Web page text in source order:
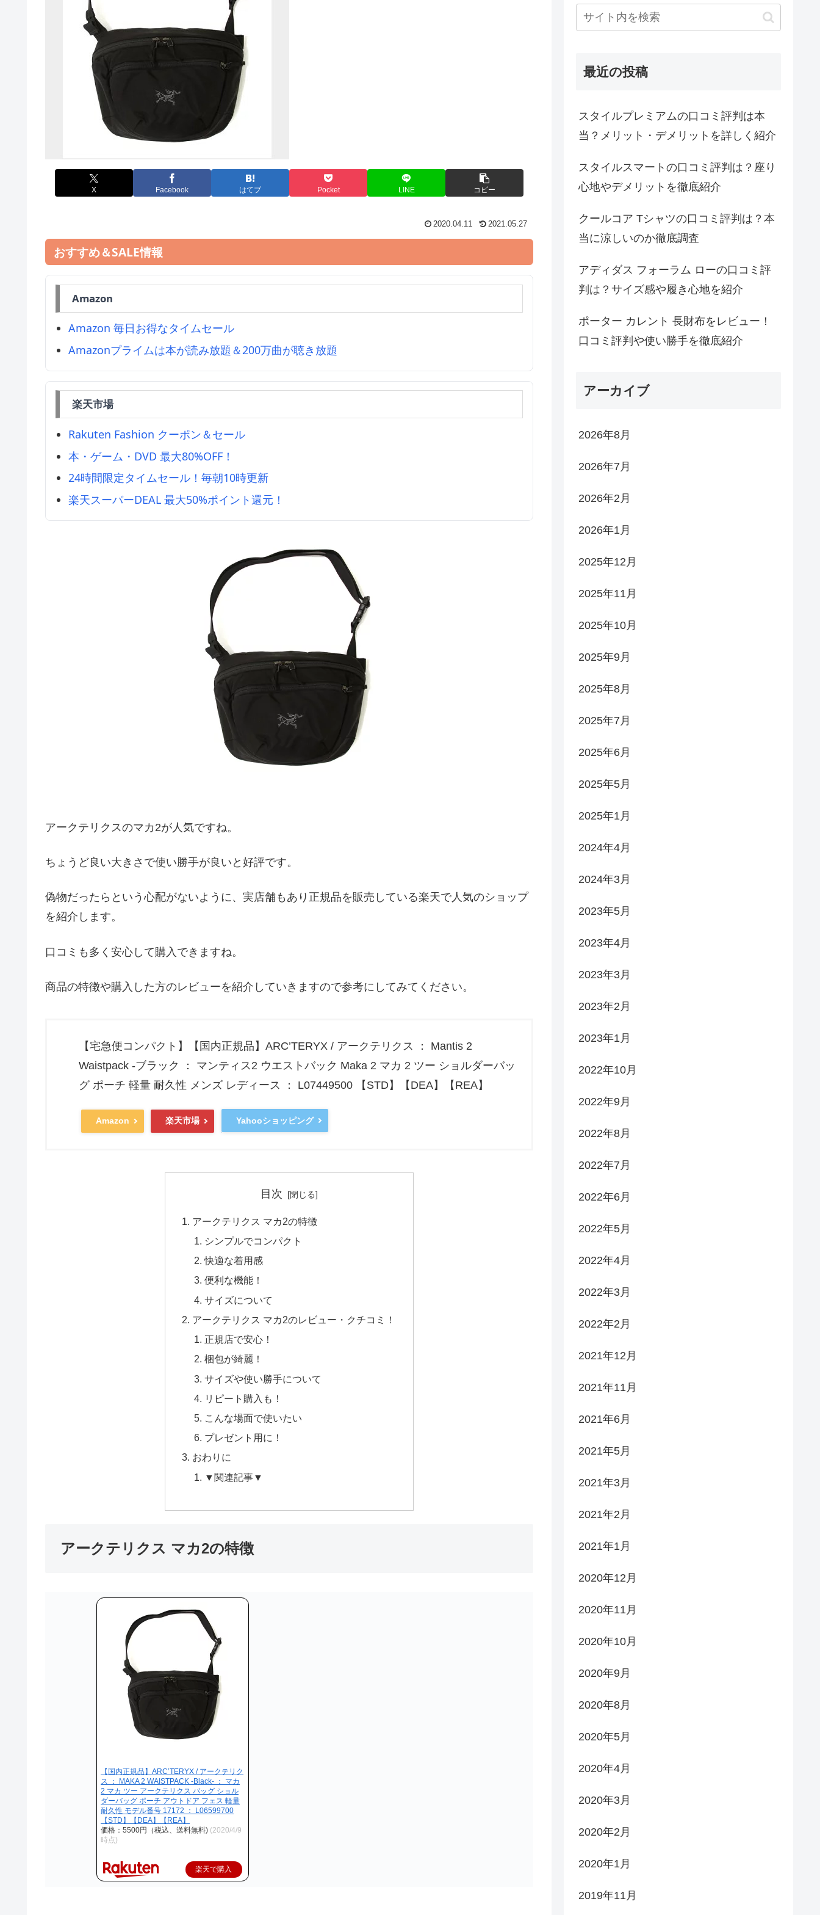
X Facebook はてブ Pocket LINE コピー
2020.04.11 2021.05.27
おすすめ＆SALE情報
Amazon
Amazon 毎日お得なタイムセール
Amazonプライムは本が読み放題＆200万曲が聴き放題
楽天市場
Rakuten Fashion クーポン＆セール
本・ゲーム・DVD 最大80%OFF！
24時間限定タイムセール！毎朝10時更新
楽天スーパーDEAL 最大50%ポイント還元！
アークテリクスのマカ2が人気ですね。
ちょうど良い大きさで使い勝手が良いと好評です。
偽物だったらという心配がないように、実店舗もあり正規品を販売している楽天で人気のショップ
を紹介します。
口コミも多く安心して購入できますね。
商品の特徴や購入した方のレビューを紹介していきますので参考にしてみてください。
【宅急便コンパクト】【国内正規品】ARC’TERYX / アークテリクス ： Mantis 2
Waistpack -ブラック ： マンティス2 ウエストバック Maka 2 マカ 2 ツー ショルダーバッ
グ ポーチ 軽量 耐久性 メンズ レディース ： L07449500 【STD】【DEA】【REA】
Amazon 楽天市場 Yahooショッピング
目次
アークテリクス マカ2の特徴
シンプルでコンパクト
快適な着用感
便利な機能！
サイズについて
アークテリクス マカ2のレビュー・クチコミ！
正規店で安心！
梱包が綺麗！
サイズや使い勝手について
リピート購入も！
こんな場面で使いたい
プレゼント用に！
おわりに
▼関連記事▼
アークテリクス マカ2の特徴
【国内正規品】ARC’TERYX / アークテリク
ス ： MAKA 2 WAISTPACK -Black- ： マカ
2 マカ ツー アークテリクス バッグ ショル
ダーバッグ ポーチ アウトドア フェス 軽量
耐久性 モデル番号 17172 ： L06599700
【STD】【DEA】【REA】
価格：5500円（税込、送料無料) (2020/4/9
時点)
楽天で購入
最近の投稿
スタイルプレミアムの口コミ評判は本
当？メリット・デメリットを詳しく紹介
スタイルスマートの口コミ評判は？座り
心地やデメリットを徹底紹介
クールコア Tシャツの口コミ評判は？本
当に涼しいのか徹底調査
アディダス フォーラム ローの口コミ評
判は？サイズ感や履き心地を紹介
ポーター カレント 長財布をレビュー！
口コミ評判や使い勝手を徹底紹介
アーカイブ
2026年8月
2026年7月
2026年2月
2026年1月
2025年12月
2025年11月
2025年10月
2025年9月
2025年8月
2025年7月
2025年6月
2025年5月
2025年1月
2024年4月
2024年3月
2023年5月
2023年4月
2023年3月
2023年2月
2023年1月
2022年10月
2022年9月
2022年8月
2022年7月
2022年6月
2022年5月
2022年4月
2022年3月
2022年2月
2021年12月
2021年11月
2021年6月
2021年5月
2021年3月
2021年2月
2021年1月
2020年12月
2020年11月
2020年10月
2020年9月
2020年8月
2020年5月
2020年4月
2020年3月
2020年2月
2020年1月
2019年11月